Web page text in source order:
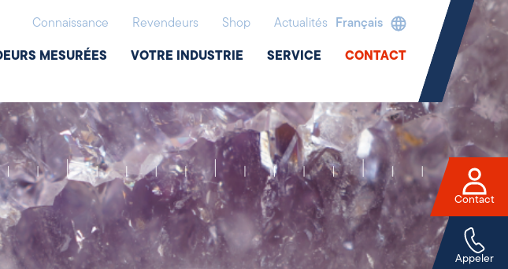
Connaissance Revendeurs Shop Actualités Français
MESURÉES VOTRE INDUSTRIE SERVICE CONTACT
Contact
Appeler